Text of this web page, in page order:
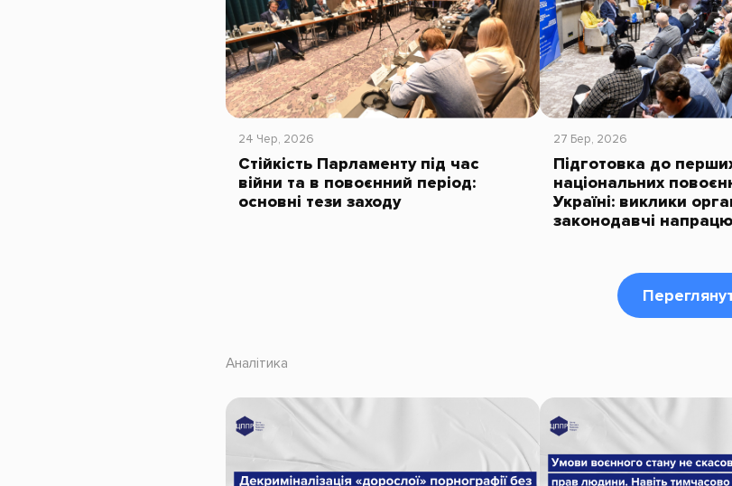
24 Чер, 2026
Стійкість Парламенту під час
війни та в повоєнний період:
основні тези заходу
27 Бер, 2026
Підготовка до
національних
Україні: виклики
законодавчі
Аналітика